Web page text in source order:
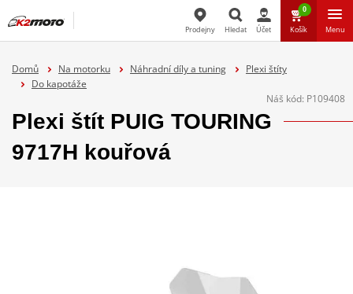
Prodejny Hledat Účet
0
Košík Menu
Domů Na motorku Náhradní díly a tuning
Plexi štíty
Do kapotáže
Náš kód: P109408
Plexi štít PUIG TOURING
9717H kouřová